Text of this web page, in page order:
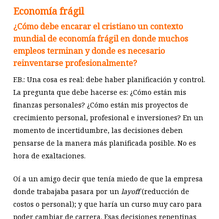
Economía frágil
¿Cómo debe encarar el cristiano un contexto
mundial de economía frágil en donde muchos
empleos terminan y donde es necesario
reinventarse profesionalmente?
F.B.: Una cosa es real: debe haber planificación y control.
La pregunta que debe hacerse es: ¿Cómo están mis
finanzas personales? ¿Cómo están mis proyectos de
crecimiento personal, profesional e inversiones? En un
momento de incertidumbre, las decisiones deben
pensarse de la manera más planificada posible. No es
hora de exaltaciones.
Oí a un amigo decir que tenía miedo de que la empresa
donde trabajaba pasara por un layoff(reducción de
costos o personal); y que haría un curso muy caro para
poder cambiar de carrera. Esas decisiones repentinas